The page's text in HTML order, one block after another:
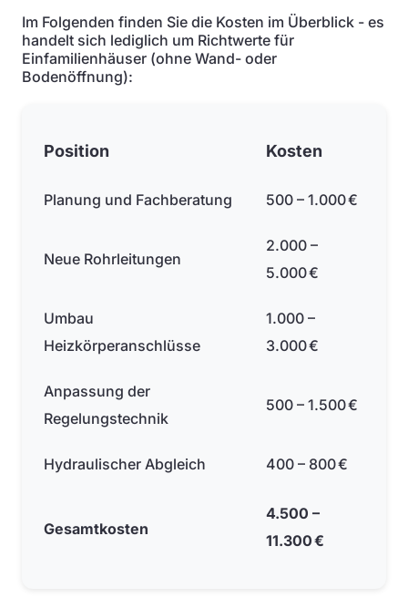
Im Folgenden finden Sie die Kosten im Überblick - es
handelt sich lediglich um Richtwerte für
Einfamilienhäuser (ohne Wand- oder
Bodenöffnung):
Position Kosten
Planung und Fachberatung 500 – 1.000 €
Neue Rohrleitungen
2.000 –
5.000 €
Umbau
Heizkörperanschlüsse
1.000 –
3.000 €
Anpassung der
Regelungstechnik
500 – 1.500 €
Hydraulischer Abgleich 400 – 800 €
Gesamtkosten
4.500 –
11.300 €